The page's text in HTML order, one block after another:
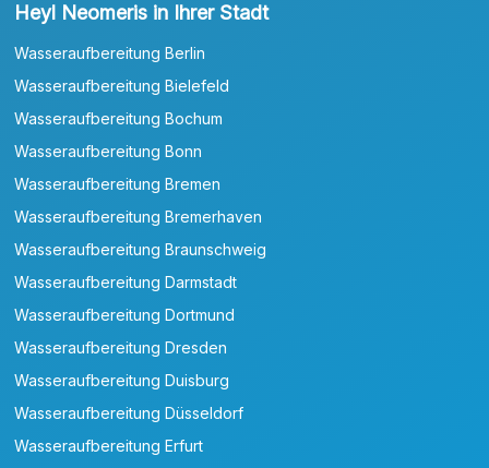
Heyl Neomeris in Ihrer Stadt
Wasseraufbereitung Berlin
Wasseraufbereitung Bielefeld
Wasseraufbereitung Bochum
Wasseraufbereitung Bonn
Wasseraufbereitung Bremen
Wasseraufbereitung Bremerhaven
Wasseraufbereitung Braunschweig
Wasseraufbereitung Darmstadt
Wasseraufbereitung Dortmund
Wasseraufbereitung Dresden
Wasseraufbereitung Duisburg
Wasseraufbereitung Düsseldorf
Wasseraufbereitung Erfurt